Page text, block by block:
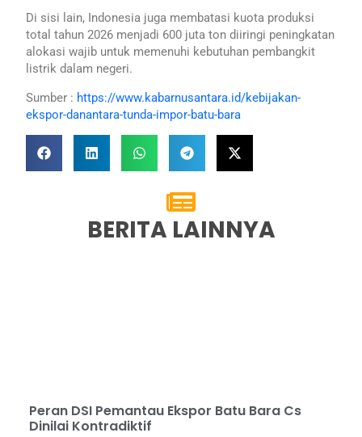
Di sisi lain, Indonesia juga membatasi kuota produksi
total tahun 2026 menjadi 600 juta ton diiringi peningkatan
alokasi wajib untuk memenuhi kebutuhan pembangkit
listrik dalam negeri.
Sumber : https://www.kabarnusantara.id/kebijakan-
ekspor-danantara-tunda-impor-batu-bara
BERITA LAINNYA
Peran DSI Pemantau Ekspor Batu Bara Cs
Dinilai Kontradiktif